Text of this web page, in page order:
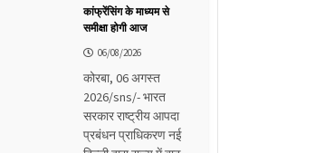
कांफ्रेंसिंग के माध्यम से
समीक्षा होगी आज
06/08/2026
कोरबा, 06 अगस्त
2026/sns/- भारत
सरकार राष्ट्रीय आपदा
प्रबंधन प्राधिकरण नई